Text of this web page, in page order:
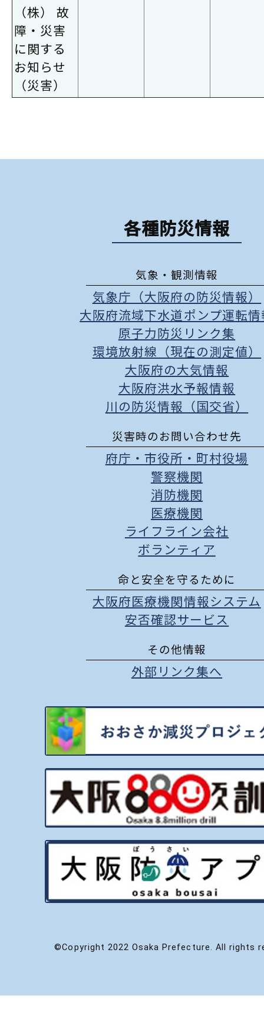
（株） 故
障・災害
に関する
お知らせ
（災害）
各種防災情報
気象・観測情報
気象庁（大阪府の防災情報）
大阪府流域下水道ポンプ運転情
原子力防災リンク集
環境放射線（現在の測定値）
大阪府の大気情報
大阪府洪水予報情報
川の防災情報（国交省）
災害時のお問い合わせ先
府庁 ・ 市役所 ・ 町村役場
警察機関
消防機関
医療機関
ライフライン会社
ボランティア
命と安全を守るために
大阪府医療機関情報システム
安否確認サービス
その他情報
外部リンク集へ
©Copyright 2022 Osaka Prefecture. All rights